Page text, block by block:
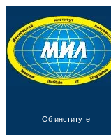
Об институте